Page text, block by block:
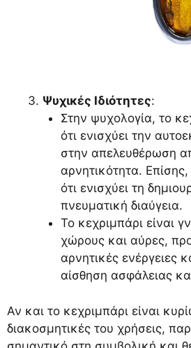
Ψυχικές Ιδιότητες:
Στην ψυχολογία, το
ότι ενισχύει την
στην απελευθέρωση
αρνητικότητα. Επίσης,
ότι ενισχύει τη
πνευματική διαύγεια.
Το κεχριμπάρι είναι
χώρους και αύρες,
αρνητικές ενέργειες
αίσθηση ασφάλειας
Αν και το κεχριμπάρι είναι
διακοσμητικές του χρήσεις,